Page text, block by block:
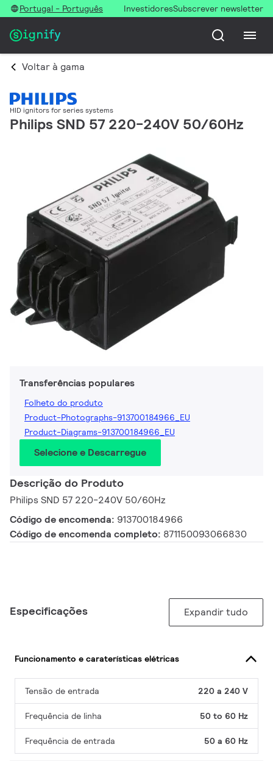
Portugal - Português InvestidoresSubscrever newsletter
Voltar à gama
HID ignitors for series systems
Philips SND 57 220-240V 50/60Hz
Transferências populares
Folheto do produto
Product-Photographs-913700184966_EU
Product-Diagrams-913700184966_EU
Selecione e Descarregue
Descrição do Produto
Philips SND 57 220-240V 50/60Hz
Código de encomenda: 913700184966
Código de encomenda completo: 871150093066830
Especificações Expandir tudo
Funcionamento e caraterísticas elétricas
Tensão de entrada 220 a 240 V
Frequência de linha 50 to 60 Hz
Frequência de entrada 50 a 60 Hz